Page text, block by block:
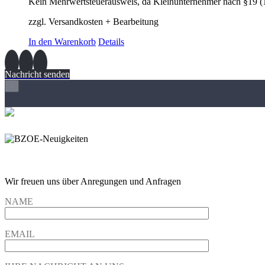
zzgl. Versandkosten + Bearbeitung
In den Warenkorb Details
Nachricht senden
Wir freuen uns über Anregungen und Anfragen
NAME
EMAIL